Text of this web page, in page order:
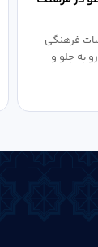
فرهنگی
به جلو و